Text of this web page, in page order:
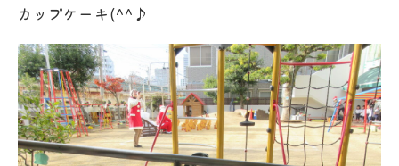
カップケーキ(^^♪